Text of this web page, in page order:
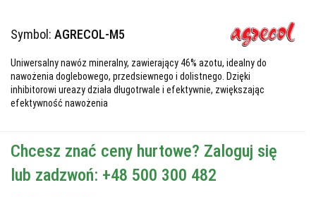
Symbol: AGRECOL-M5
Uniwersalny nawóz mineralny, zawierający 46% azotu, idealny do
nawożenia doglebowego, przedsiewnego i dolistnego. Dzięki
inhibitorowi ureazy działa długotrwale i efektywnie, zwiększając
efektywność nawożenia
Chcesz znać ceny hurtowe? Zaloguj się
lub zadzwoń: +48 500 300 482